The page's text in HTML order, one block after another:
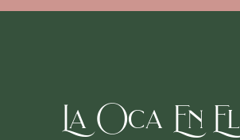
La Oca En El